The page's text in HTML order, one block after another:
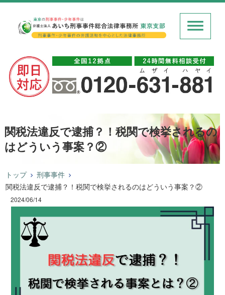
関税法違反で逮捕？！税関で検挙されるの
はどういう事案？②
トップ
刑事事件
関税法違反で逮捕？！税関で検挙されるのはどういう事案？②
2024/06/14